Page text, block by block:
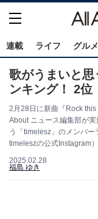
連載 ライフ グルメ
歌がうまいと
ンキング！ 2位
2月28日に新曲『Rock this
About ニュース編集部が
う「timelesz」のメンバー
timeleszの公式Instagram）
2025.02.28
福島 ゆき